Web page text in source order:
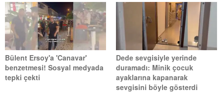
Bülent Ersoy'a 'Canavar'
benzetmesi! Sosyal medyada
tepki çekti
Dede sevgisiyle yerinde
duramadı: Minik çocuk
ayaklarına kapanarak
sevgisini böyle gösterdi